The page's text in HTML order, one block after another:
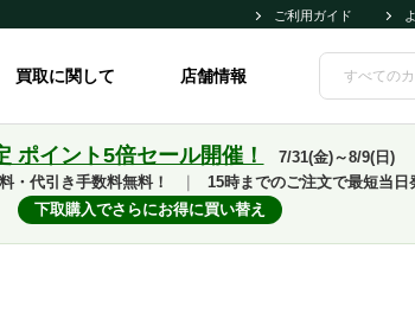
ご利用ガイド
買取に関して 店舗情報
ポイント5倍セール開催！
7/31(金)～8/9(日)
・代引き手数料無料！
15時までのご注文で最短当日
下取購入でさらにお得に買い替え